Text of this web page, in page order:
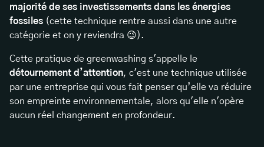
majorité de ses investissements dans les énergies
fossiles (cette technique rentre aussi dans une autre
catégorie et on y reviendra 😉).
Cette pratique de greenwashing s'appelle le
détournement d’attention, c'est une technique utilisée
par une entreprise qui vous fait penser qu’elle va réduire
son empreinte environnementale, alors qu'elle n'opère
aucun réel changement en profondeur.